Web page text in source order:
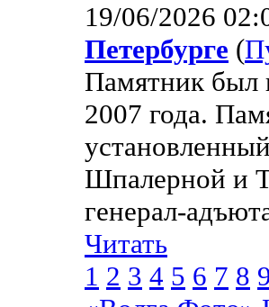
19/06/2026
Петербурге (
Памятник был
2007 года.
Шпалерной и
генерал-
Читать
1 2 3 4 5 6 7 8